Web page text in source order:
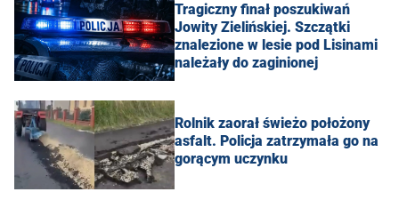
Tragiczny finał poszukiwań
Jowity Zielińskiej. Szczątki
znalezione w lesie pod Lisinami
należały do zaginionej
Rolnik zaorał świeżo położony
asfalt. Policja zatrzymała go na
gorącym uczynku